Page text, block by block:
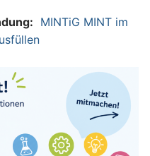
MINTiG MINT im